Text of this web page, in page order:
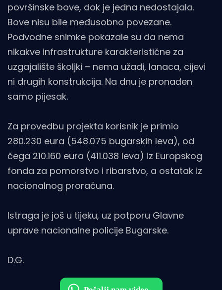
površinske bove, dok je jedna nedostajala.
Bove nisu bile međusobno povezane.
Podvodne snimke pokazale su da nema
nikakve infrastrukture karakteristične za
uzgajalište školjki – nema užadi, lanaca, cijevi
ni drugih konstrukcija. Na dnu je pronađen
samo pijesak.
Za provedbu projekta korisnik je primio
280.230 eura (548.075 bugarskih leva), od
čega 210.160 eura (411.038 leva) iz Europskog
fonda za pomorstvo i ribarstvo, a ostatak iz
nacionalnog proračuna.
Istraga je još u tijeku, uz potporu Glavne
uprave nacionalne policije Bugarske.
D.G.